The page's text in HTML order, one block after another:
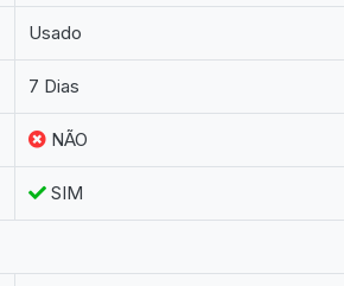
Usado
7 Dias
NÃO
SIM